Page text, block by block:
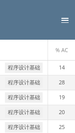
% AC
程序设计基础 14
程序设计基础 28
程序设计基础 19
程序设计基础 20
程序设计基础 25